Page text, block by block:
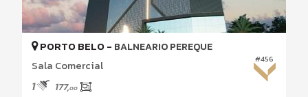
#456
PORTO BELO - BALNEARIO PEREQUE
Sala Comercial
1 177,00